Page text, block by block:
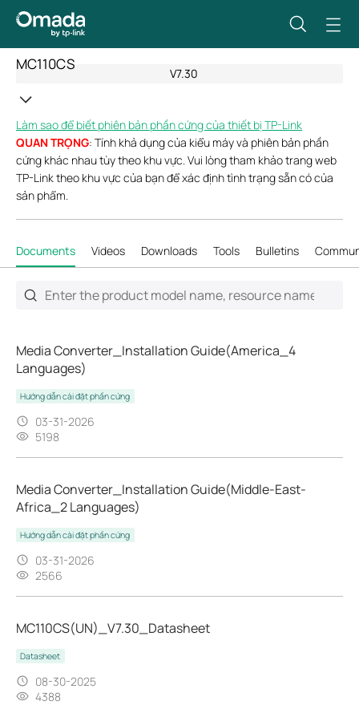
MC110CS
V7.30
Làm sao để biết phiên bản phần cứng của thiết bị TP-Link
QUAN TRỌNG: Tính khả dụng của kiểu máy và phiên bản phần
cứng khác nhau tùy theo khu vực. Vui lòng tham khảo trang web
TP-Link theo khu vực của bạn để xác định tình trạng sẵn có của
sản phẩm.
Documents Videos Downloads Tools Bulletins
Media Converter_Installation Guide(America_4
Languages)
Hướng dẫn cài đặt phần cứng
03-31-2026
5198
Media Converter_Installation Guide(Middle-East-
Africa_2 Languages)
Hướng dẫn cài đặt phần cứng
03-31-2026
2566
MC110CS(UN)_V7.30_Datasheet
Datasheet
08-30-2025
4388